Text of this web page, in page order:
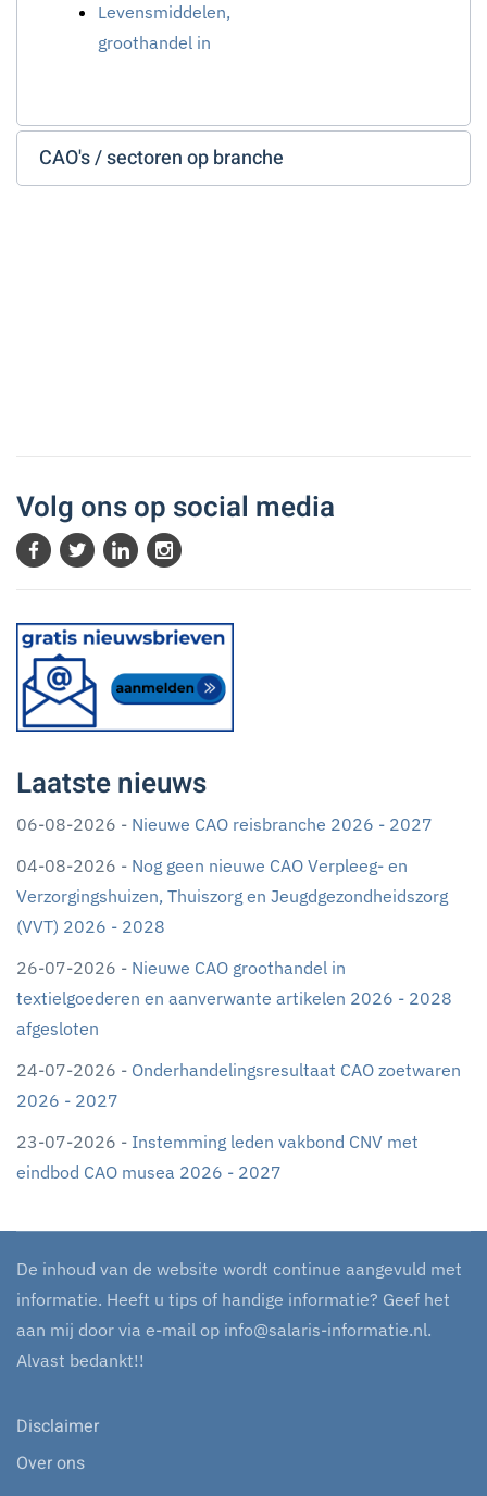
Levensmiddelen,
groothandel in
CAO's / sectoren op branche
Volg ons op social media
Laatste nieuws
06-08-2026 - Nieuwe CAO reisbranche 2026 - 2027
04-08-2026 - Nog geen nieuwe CAO Verpleeg- en
Verzorgingshuizen, Thuiszorg en Jeugdgezondheidszorg
(VVT) 2026 - 2028
26-07-2026 - Nieuwe CAO groothandel in
textielgoederen en aanverwante artikelen 2026 - 2028
afgesloten
24-07-2026 - Onderhandelingsresultaat CAO zoetwaren
2026 - 2027
23-07-2026 - Instemming leden vakbond CNV met
eindbod CAO musea 2026 - 2027
De inhoud van de website wordt continue aangevuld met
informatie. Heeft u tips of handige informatie? Geef het
aan mij door via e-mail op info@salaris-informatie.nl.
Alvast bedankt!!
Disclaimer
Over ons